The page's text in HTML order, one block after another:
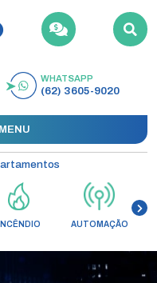
BUSCAR
WHATSAPP
(62) 3605-9020
INCÊNDIO AUTOMAÇÃO